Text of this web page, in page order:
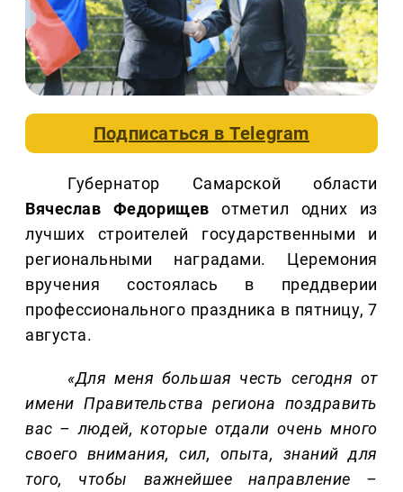
Подписаться вTelegram
Губернатор Самарской области
Вячеслав Федорищев отметил одних из
лучших строителей государственными и
региональными наградами. Церемония
вручения состоялась в преддверии
профессионального праздника в пятницу, 7
августа.
«Для меня большая честь сегодня от
имени Правительства региона поздравить
вас – людей, которые отдали очень много
своего внимания, сил, опыта, знаний для
того, чтобы важнейшее направление –